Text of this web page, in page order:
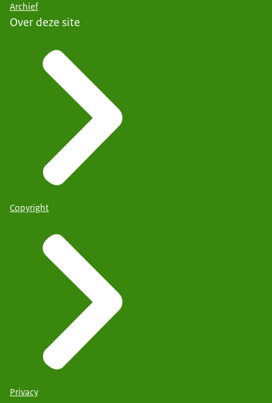
Archief
Over deze site
Copyright
Privacy